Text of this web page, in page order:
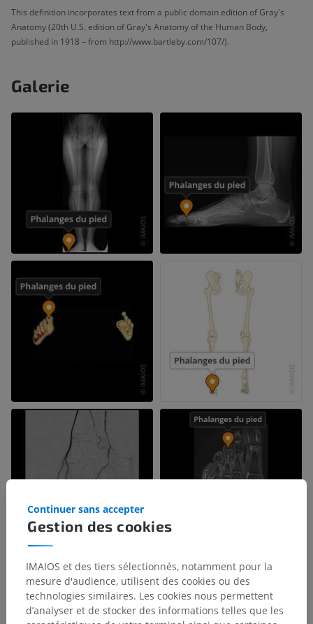
This definition incorporates text from a public domain edition of Gray's
Anatomy (20th U.S. edition of Gray's Anatomy of the Human Body,
published in 1918 – from http://www.bartleby.com/107/).
Galerie
Gestion des cookies
Continuer sans accepter
IMAIOS et des tiers sélectionnés, notamment pour la
mesure d'audience, utilisent des cookies ou des
technologies similaires. Les cookies nous permettent
d’analyser et de stocker des informations telles que les